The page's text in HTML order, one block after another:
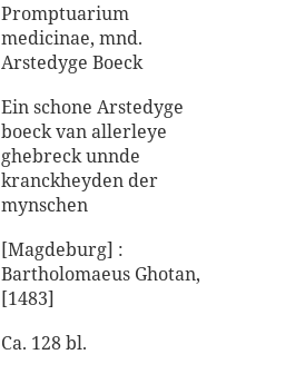
Promptuarium
medicinae, mnd.
Arstedyge Boeck
Ein schone Arstedyge
boeck van allerleye
ghebreck unnde
kranckheyden der
mynschen
[Magdeburg] :
Bartholomaeus Ghotan,
[1483]
Ca. 128 bl.